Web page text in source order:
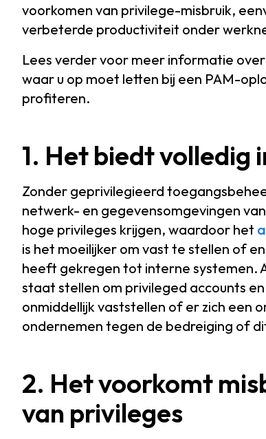
voorkomen van privilege-misbruik,
verbeterde productiviteit onder
Lees verder voor meer informatie
waar u op moet letten bij een PAM-
profiteren.
1. Het biedt volledig
Zonder geprivilegieerd
netwerk- en gegevensomgevingen
hoge privileges krijgen, waardoor het
is het moeilijker om vast te stellen of
heeft gekregen tot interne systemen.
staat stellen om privileged accounts
onmiddellijk vaststellen of er zich een
ondernemen tegen de bedreiging of
2. Het voorkomt
van privileges